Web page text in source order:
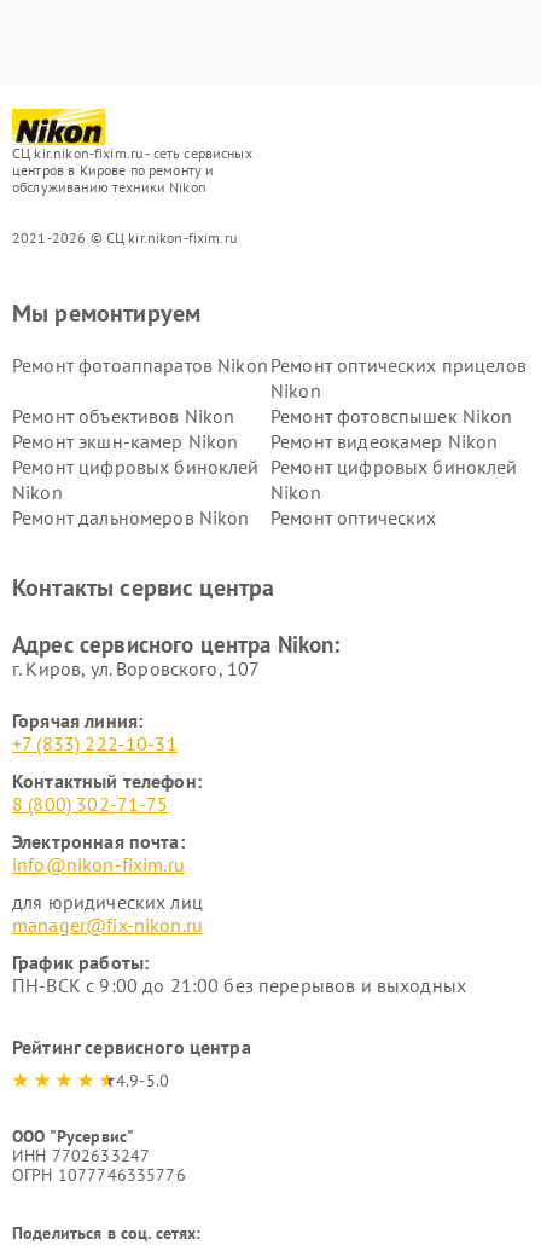
СЦ kir.nikon-fixim.ru - сеть сервисных
центров в Кирове по ремонту и
обслуживанию техники Nikon
2021-2026 © СЦ kir.nikon-fixim.ru
Мы ремонтируем
Ремонт фотоаппаратов Nikon Ремонт оптических прицелов
Nikon
Ремонт объективов Nikon
Ремонт фотовспышек Nikon
Ремонт экшн-камер Nikon
Ремонт видеокамер Nikon
Ремонт цифровых биноклей
Nikon
Ремонт цифровых биноклей
Nikon
Ремонт дальномеров Nikon
Ремонт оптических
Контакты сервис центра
Адрес сервисного центра Nikon:
г. Киров, ул. Воровского, 107
Горячая линия:
+7 (833) 222-10-31
Контактный телефон:
8 (800) 302-71-75
Электронная почта:
info@nikon-fixim.ru
для юридических лиц
manager@fix-nikon.ru
График работы:
ПН-ВСК с 9:00 до 21:00 без перерывов и выходных
Рейтинг сервисного центра
4.9-5.0
ООО "Русервис"
ИНН 7702633247
ОГРН 1077746335776
Поделиться в соц. сетях: